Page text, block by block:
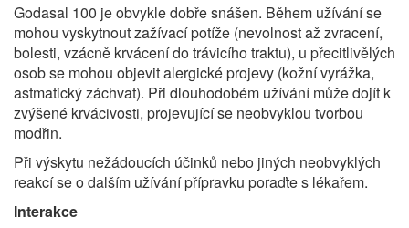
Godasal 100 je obvykle dobře snášen. Během užívání se
mohou vyskytnout zažívací potíže (nevolnost až zvracení,
bolesti, vzácně krvácení do trávicího traktu), u přecitlivělých
osob se mohou objevit alergické projevy (kožní vyrážka,
astmatický záchvat). Při dlouhodobém užívání může dojít k
zvýšené krvácivosti, projevující se neobvyklou tvorbou
modřin.
Při výskytu nežádoucích účinků nebo jiných neobvyklých
reakcí se o dalším užívání přípravku poraďte s lékařem.
Interakce